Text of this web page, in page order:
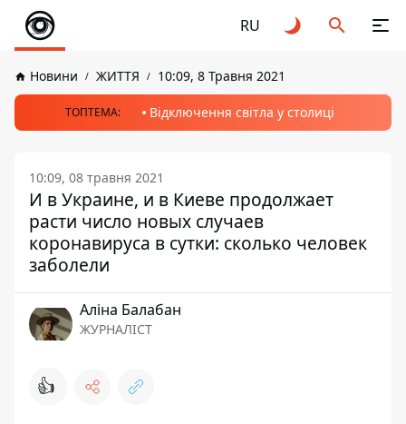
RU
Новини ЖИТТЯ 10:09, 8 Травня 2021
ТОПТЕМА: Відключення світла у столиці
10:09, 08 травня 2021
И в Украине, и в Киеве продолжает
расти число новых случаев
коронавируса в сутки: сколько человек
заболели
Аліна Балабан
ЖУРНАЛІСТ
👍